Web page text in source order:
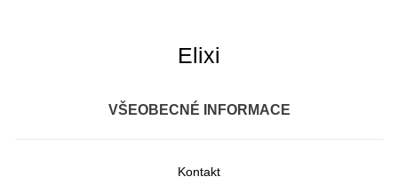
Elixi
VŠEOBECNÉ INFORMACE
Kontakt